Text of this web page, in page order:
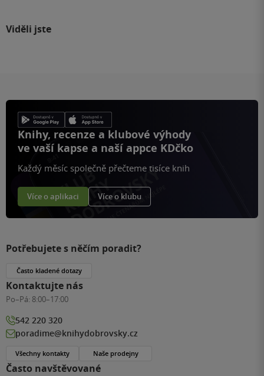
Viděli jste
Knihy, recenze a klubové výhody
ve vaší kapse a naší appce KDčko
Každý měsíc společně přečteme tisíce knih
Více o aplikaci Více o klubu
Často navštěvované
Potřebujete s něčím poradit?
Často kladené dotazy
Kontaktujte nás
Po–Pá: 8:00–17:00
542 220 320
poradime@knihydobrovsky.cz
Všechny kontakty Naše prodejny